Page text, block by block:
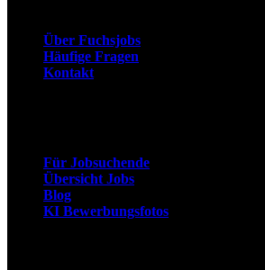
Über Fuchsjobs
Häufige Fragen
Kontakt
Für Jobsuchende
Übersicht Jobs
Blog
KI Bewerbungsfotos